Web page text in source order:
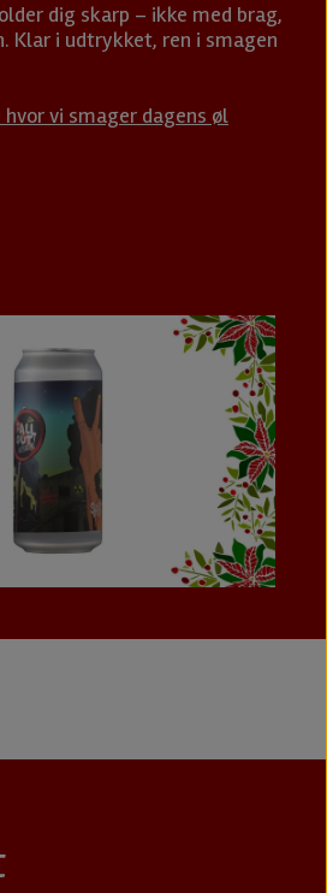
dig skarp – ikke med brag,
Klar i udtrykket, ren i smagen
hvor vi smager dagens øl